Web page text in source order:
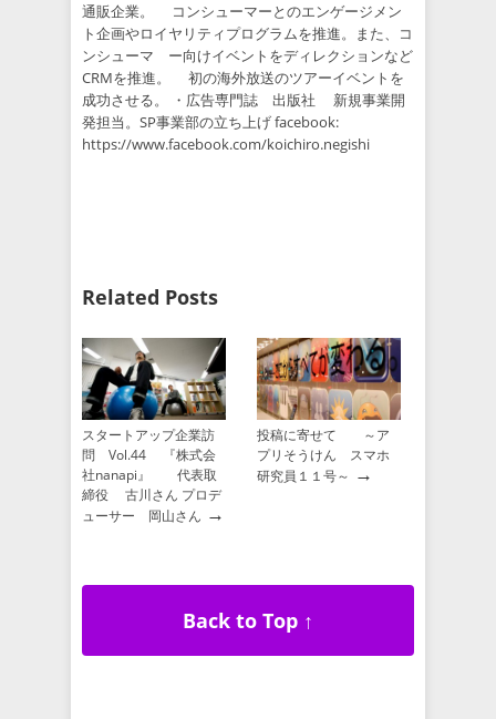
通販企業。 コンシューマーとのエンゲージメン
ト企画やロイヤリティプログラムを推進。また、コ
ンシューマ ー向けイベントをディレクションなど
CRMを推進。 初の海外放送のツアーイベントを
成功させる。 ・広告専門誌 出版社 新規事業開
発担当。SP事業部の立ち上げ facebook:
https://www.facebook.com/koichiro.negishi
Related Posts
スタートアップ企業訪
問 Vol.44 『株式会
社nanapi』 代表取
締役 古川さん プロデ
ューサー 岡山さん →
投稿に寄せて ～ア
プリそうけん スマホ
研究員１１号～ →
Back to Top ↑